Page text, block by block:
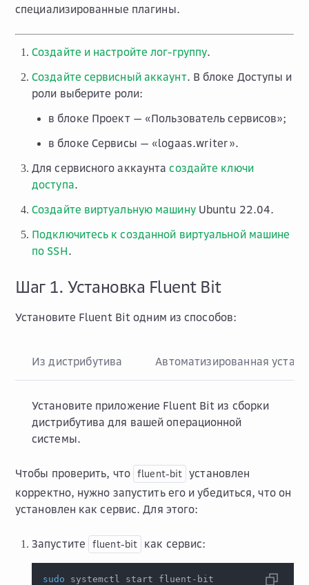
специализированные плагины.
Создайте и настройте лог-группу.
Создайте сервисный аккаунт. В блоке Доступы и
роли выберите роли:
в блоке Проект— «Пользователь сервисов»;
в блоке Сервисы — «logaas.writer».
Для сервисного аккаунтасоздайте ключи
доступа.
Создайте виртуальную машинуUbuntu 22.04.
Подключитесь к созданной виртуальной машине
по SSH.
Шаг 1. Установка Fluent Bit
Установите Fluent Bit одним из способов:
Из дистрибутива Aвтоматизированная
Установите приложение Fluent Bit из сборки
дистрибутива для вашей операционной
системы.
Чтобы проверить, что fluent-bit установлен
корректно, нужно запустить его и убедиться, что он
установлен как сервис. Для этого:
Запустите fluent-bit как сервис:
sudo systemctl start fluent-bit